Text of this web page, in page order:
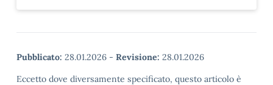
Pubblicato: 28.01.2026 - Revisione: 28.01.2026
Eccetto dove diversamente specificato, questo articolo è